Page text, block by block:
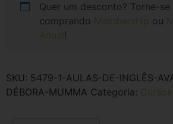
Quer um desconto? Torne-
comprando Membership ou
Anual !
SKU: 5479-1-AULAS-DE-INGLÊS-
DÉBORA-MUMMA Categoria: